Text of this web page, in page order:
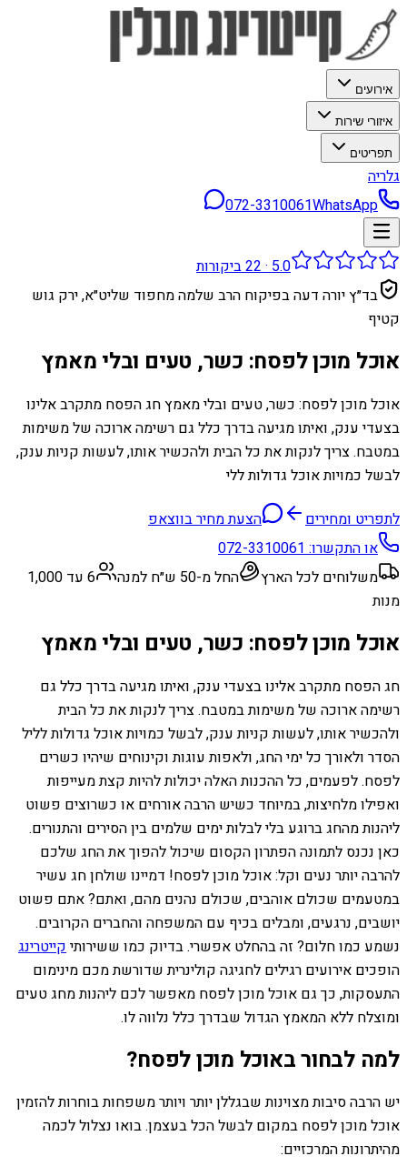
אירועים
איזורי שירות
תפריטים
גלריה
072-3310061WhatsApp
5.0
·
22ביקורות
בד״ץ יורה דעה בפיקוח הרב שלמה מחפוד שליט״א, ירק גוש
קטיף
אוכל מוכן לפסח: כשר, טעים ובלי מאמץ
אוכל מוכן לפסח: כשר, טעים ובלי מאמץ חג הפסח מתקרב אלינו
בצעדי ענק, ואיתו מגיעה בדרך כלל גם רשימה ארוכה של משימות
במטבח. צריך לנקות את כל הבית ולהכשיר אותו, לעשות קניות ענק,
לבשל כמויות אוכל גדולות ללי
לתפריט ומחירים
הצעת מחיר בווצאפ
או התקשרו:072-3310061
משלוחים לכל הארץ
החל מ-50 ש״ח למנה
6 עד 1,000
מנות
אוכל מוכן לפסח: כשר, טעים ובלי מאמץ
חג הפסח מתקרב אלינו בצעדי ענק, ואיתו מגיעה בדרך כלל גם
רשימה ארוכה של משימות במטבח. צריך לנקות את כל הבית
ולהכשיר אותו, לעשות קניות ענק, לבשל כמויות אוכל גדולות לליל
הסדר ולאורך כל ימי החג, ולאפות עוגות וקינוחים שיהיו כשרים
לפסח. לפעמים, כל ההכנות האלה יכולות להיות קצת מעייפות
ואפילו מלחיצות, במיוחד כשיש הרבה אורחים או כשרוצים פשוט
ליהנות מהחג ברוגע בלי לבלות ימים שלמים בין הסירים והתנורים.
כאן נכנס לתמונה הפתרון הקסום שיכול להפוך את החג שלכם
להרבה יותר נעים וקל: אוכל מוכן לפסח! דמיינו שולחן חג עשיר
במטעמים שכולם אוהבים, שכולם נהנים מהם, ואתם? אתם פשוט
יושבים, נרגעים, ומבלים בכיף עם המשפחה והחברים הקרובים.
נשמע כמו חלום? זה בהחלט אפשרי. בדיוק כמו ששירותי קייטרינג
הופכים אירועים רגילים לחגיגה קולינרית שדורשת מכם מינימום
התעסקות, כך גם אוכל מוכן לפסח מאפשר לכם ליהנות מחג טעים
ומוצלח ללא המאמץ הגדול שבדרך כלל נלווה לו.
למה לבחור באוכל מוכן לפסח?
יש הרבה סיבות מצוינות שבגללן יותר ויותר משפחות בוחרות להזמין
אוכל מוכן לפסח במקום לבשל הכל בעצמן. בואו נצלול לכמה
מהיתרונות המרכזיים: